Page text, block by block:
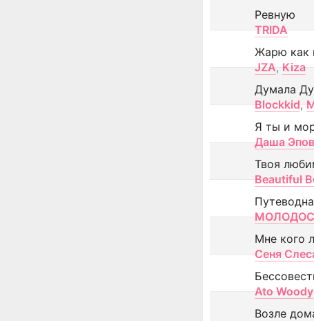
Ревную
TRIDA
Жарю как
JZA, Kiza
Думала
Blockkid,
Я ты и
Даша
Твоя
Beautiful
Мне кого
Сеня
Ato Woody
Возле